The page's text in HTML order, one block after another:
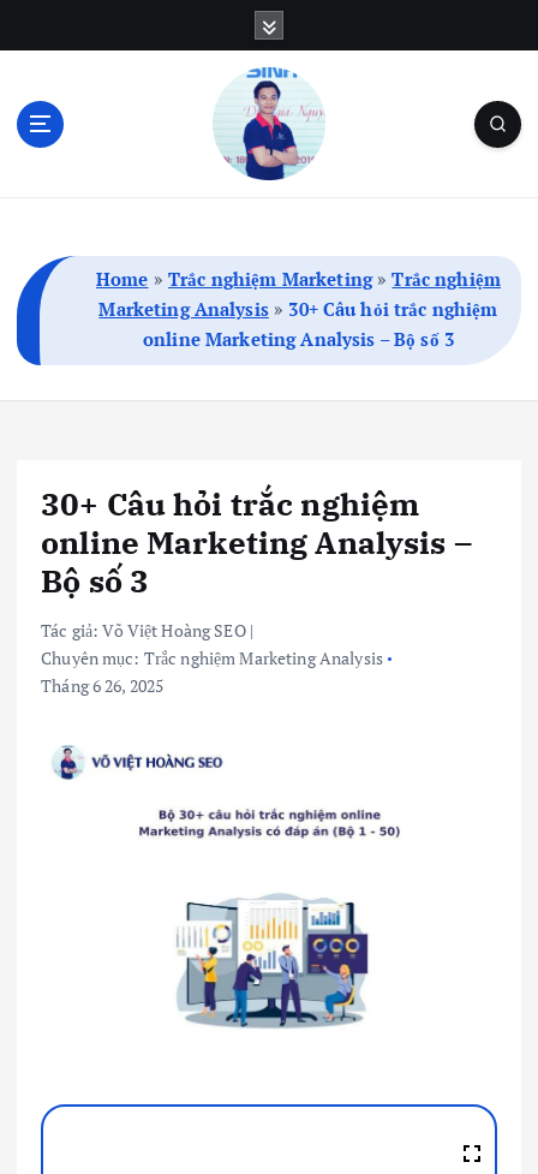
Home »Trắc nghiệm Marketing»Trắc nghiệm
Marketing Analysis» 30+ Câu hỏi trắc nghiệm
online Marketing Analysis – Bộ số 3
30+ Câu hỏi trắc nghiệm
online Marketing Analysis –
Bộ số 3
Tác giả:Võ Việt Hoàng SEO|
Chuyên mục: Trắc nghiệm Marketing Analysis
Tháng 6 26, 2025